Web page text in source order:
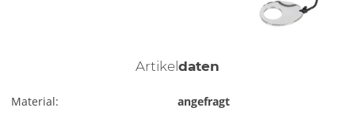
Artikeldaten
Material:
angefragt